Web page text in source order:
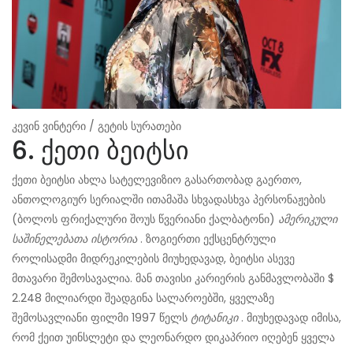
კევინ ვინტერი / გეტის სურათები
6. ქეთი ბეიტსი
ქეთი ბეიტსი ახლა სატელევიზიო გასართობად გაერთო,
ანთოლოგიურ სერიალში ითამაშა სხვადასხვა პერსონაჟების
(ბოლოს ფრიქალური შოუს წვერიანი ქალბატონი) ამერიკული
საშინელებათა ისტორია. ზოგიერთი ექსცენტრული
როლისადმი მიდრეკილების მიუხედავად, ბეიტსი ასევე
მთავარი შემოსავალია. მან თავისი კარიერის განმავლობაში $
2.248 მილიარდი შეადგინა სალაროებში, ყველაზე
შემოსავლიანი ფილმი 1997 წელს ტიტანიკი. მიუხედავად იმისა,
რომ ქეით უინსლეტი და ლეონარდო დიკაპრიო იღებენ ყველა